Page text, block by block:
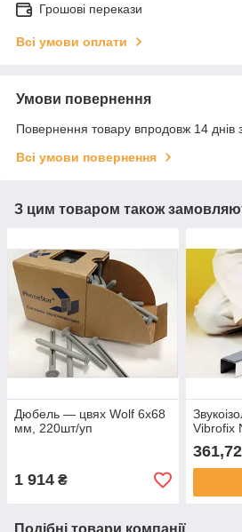
Грошові перекази
Всі умови оплати
Умови повернення
Повернення товару впродовж 14 днів
Всі умови повернення
З цим товаром також
Дюбель — цвях Wolf 6x68
мм, 220шт/уп
1 914 ₴
Vibrofix
361,72